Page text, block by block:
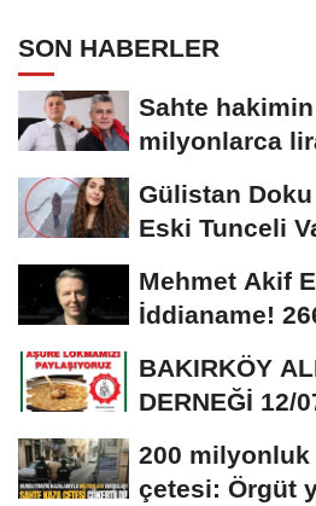
SON HABERLER
Sahte
milyonlarca
Gülistan
Eski Tunceli
Mehmet Akif
İddianame!
Hapis Talebi
BAKIRKÖY
DERNEĞİ 12/
DAVETİNE...
200
çetesi: Örgüt